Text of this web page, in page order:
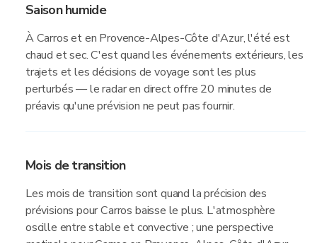
Saison humide
À Carros et en Provence-Alpes-Côte d'Azur, l'été est
chaud et sec. C'est quand les événements extérieurs, les
trajets et les décisions de voyage sont les plus
perturbés — le radar en direct offre 20 minutes de
préavis qu'une prévision ne peut pas fournir.
Mois de transition
Les mois de transition sont quand la précision des
prévisions pour Carros baisse le plus. L'atmosphère
oscille entre stable et convective ; une perspective